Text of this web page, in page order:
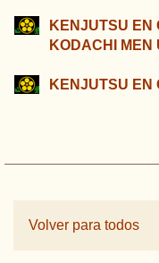
KENJUTSU EN
KODACHI MEN
KENJUTSU EN
Volver para todos